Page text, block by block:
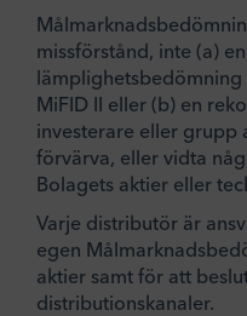
missförstånd, inte (a)
lämplighetsbedömning
MiFID II eller (b) en
investerare eller grupp
förvärva, eller vidta
Bolagets aktier eller
Varje distributör är
egen
aktier samt för att
distributionskanaler.